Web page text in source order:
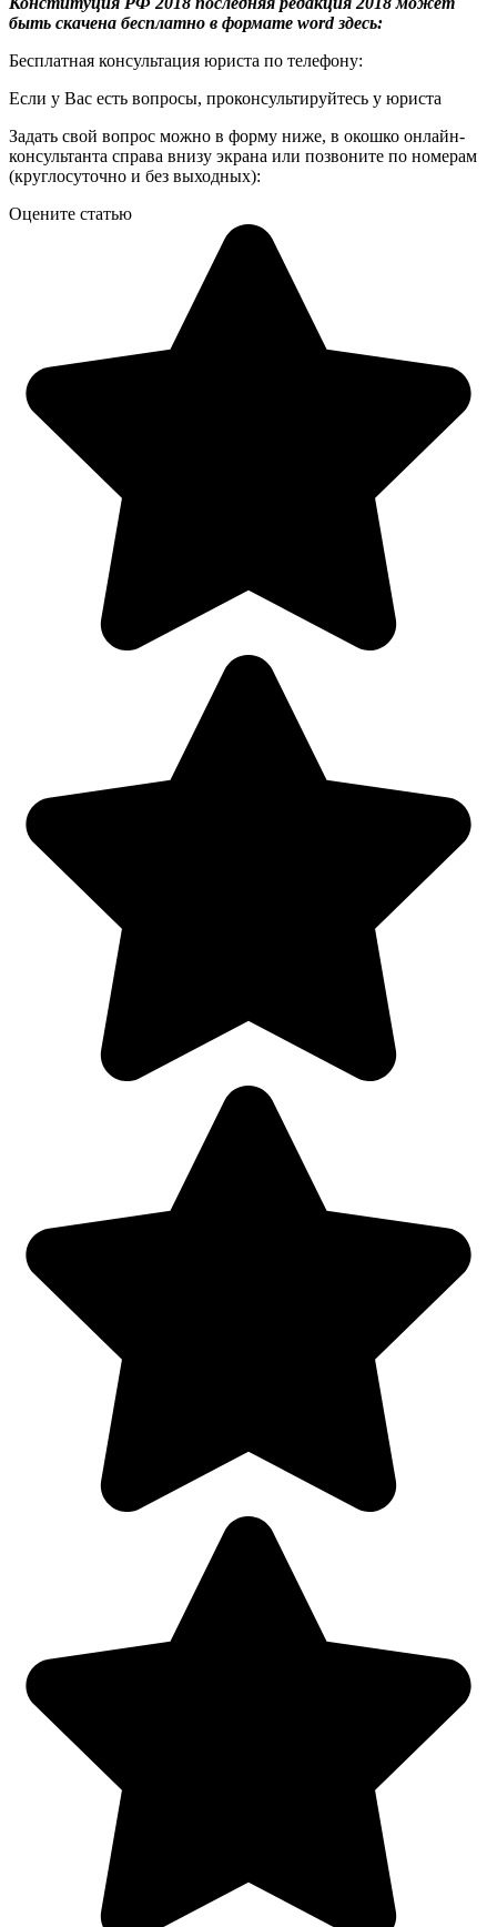
быть скачена бесплатно в формате word здесь:
Бесплатная консультация юриста по телефону:
Если у Вас есть вопросы, проконсультируйтесь у юриста
Задать свой вопрос можно в форму ниже, в окошко онлайн-
консультанта справа внизу экрана или позвоните по номерам
(круглосуточно и без выходных):
Оцените статью